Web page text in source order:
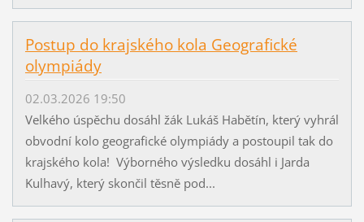
Postup do krajského kola Geografické
olympiády
02.03.2026 19:50
Velkého úspěchu dosáhl žák Lukáš Habětín, který vyhrál
obvodní kolo geografické olympiády a postoupil tak do
krajského kola! Výborného výsledku dosáhl i Jarda
Kulhavý, který skončil těsně pod...